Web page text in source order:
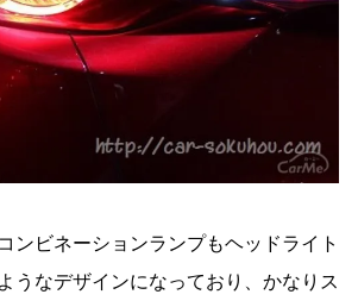
ンビネーションランプもヘッドライト
うなデザインになっており、かなりス